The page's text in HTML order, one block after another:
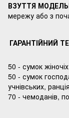
ВЗУТТЯ
мережу або з
ГАРАНТІЙНИЙ
50 - сумок
50 - сумок
учнівських,
70 - чемоданів,